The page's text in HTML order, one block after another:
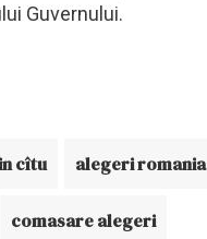
Guvernului.
cîtu alegeri romania
comasare alegeri